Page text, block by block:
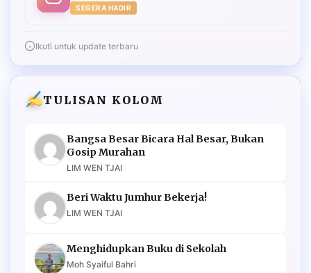
SEGERA HADIR
Ikuti untuk update terbaru
TULISAN KOLOM
Bangsa Besar Bicara Hal Besar, Bukan
Gosip Murahan
LIM WEN TJAI
Beri Waktu Jumhur Bekerja!
LIM WEN TJAI
Menghidupkan Buku di Sekolah
Moh Syaiful Bahri